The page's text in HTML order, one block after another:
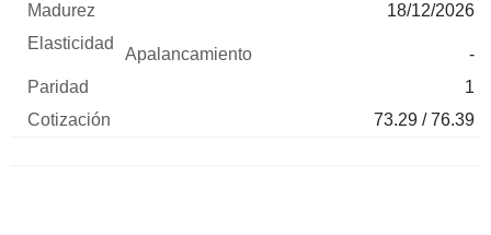
18/12/2026
-
1
73.29 / 76.39